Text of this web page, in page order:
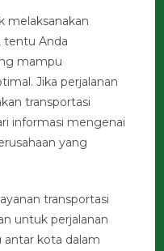
melaksanakan
tentu Anda
mampu
Jika perjalanan
transportasi
informasi mengenai
yang
transportasi
untuk perjalanan
antar kota dalam